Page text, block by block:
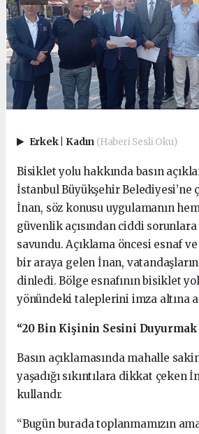
Erkek Kadın (Haberi Sesli Oku)
Bisiklet yolu hakkında basın
İstanbul Büyükşehir Belediyesi’ne
İnan, söz konusu uygulamanın
güvenlik açısından ciddi sorunlara
savundu. Açıklama öncesi esnaf
bir araya gelen İnan,
dinledi. Bölge esnafının bisiklet
yönündeki taleplerini imza altına
“20 Bin Kişinin Sesini Duyurmak
Basın açıklamasında mahalle
yaşadığı sıkıntılara dikkat çeken
kullandı:
“Bugün burada toplanmamızın